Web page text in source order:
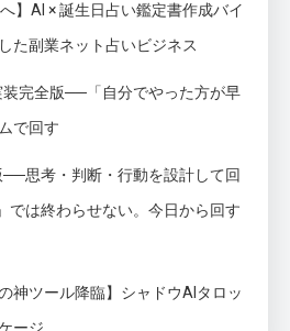
】AI × 誕生日占い鑑定書作成バイ
た副業ネット占いビジネス
装完全版──「自分でやった方が早
で回す
思考・判断・行動を設計して回
では終わらせない。今日から回す
神ツール降臨】シャドウAIタロッ